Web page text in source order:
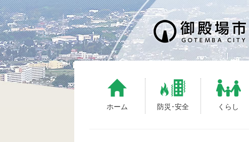
S
k
i
p
t
o
c
ホーム 防災･安全 くらし